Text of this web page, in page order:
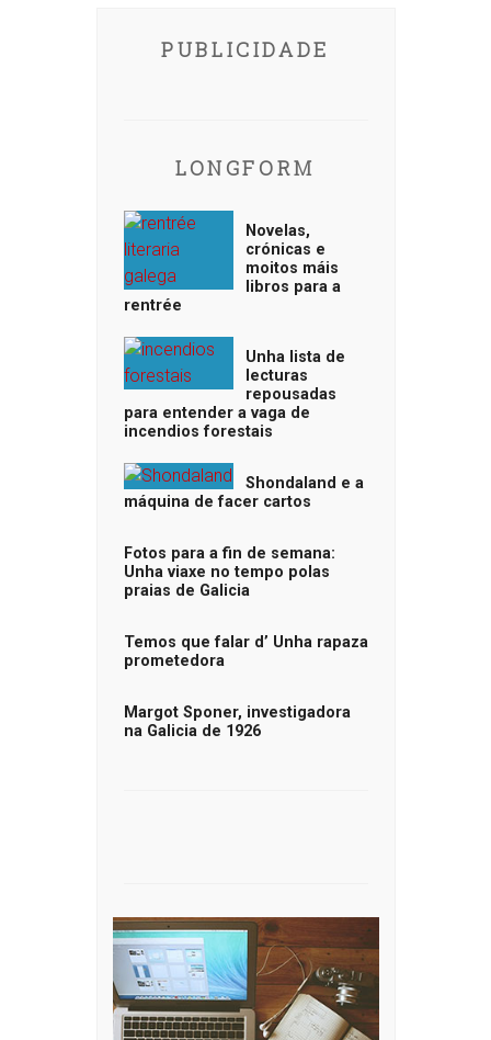
PUBLICIDADE
LONGFORM
Novelas,
crónicas e
moitos máis
libros para a
rentrée
Unha lista de
lecturas
repousadas
para entender a vaga de
incendios forestais
Shondaland e a
máquina de facer cartos
Fotos para a fin de semana:
Unha viaxe no tempo polas
praias de Galicia
Temos que falar d’ Unha rapaza
prometedora
Margot Sponer, investigadora
na Galicia de 1926